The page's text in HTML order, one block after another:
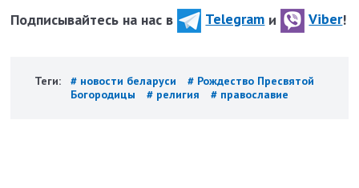
Подписывайтесь на нас в Telegram и Viber!
Теги: # новости беларуси
# Рождество Пресвятой
Богородицы
# религия # православие